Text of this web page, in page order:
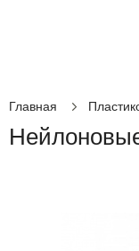
Главная